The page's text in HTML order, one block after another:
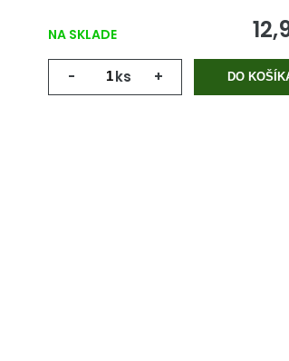
NA SKLADE
- ks + DO